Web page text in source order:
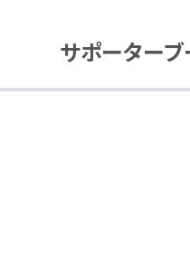
サポーターブ